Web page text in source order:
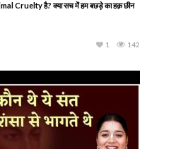
Cruelty है? क्या सच में हम बछड़े का हक़ छीन
142
1